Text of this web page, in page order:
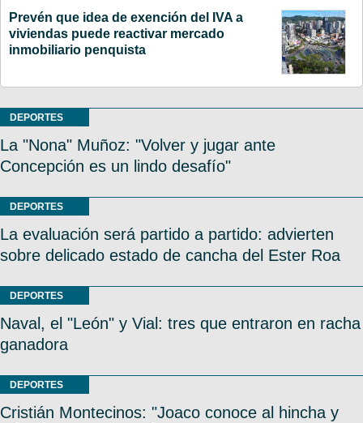
Prevén que idea de exención del IVA a
viviendas puede reactivar mercado
inmobiliario penquista
DEPORTES
La "Nona" Muñoz: "Volver y jugar ante
Concepción es un lindo desafío"
DEPORTES
La evaluación será partido a partido: advierten
sobre delicado estado de cancha del Ester Roa
DEPORTES
Naval, el "León" y Vial: tres que entraron en racha
ganadora
DEPORTES
Cristián Montecinos: "Joaco conoce al hincha y